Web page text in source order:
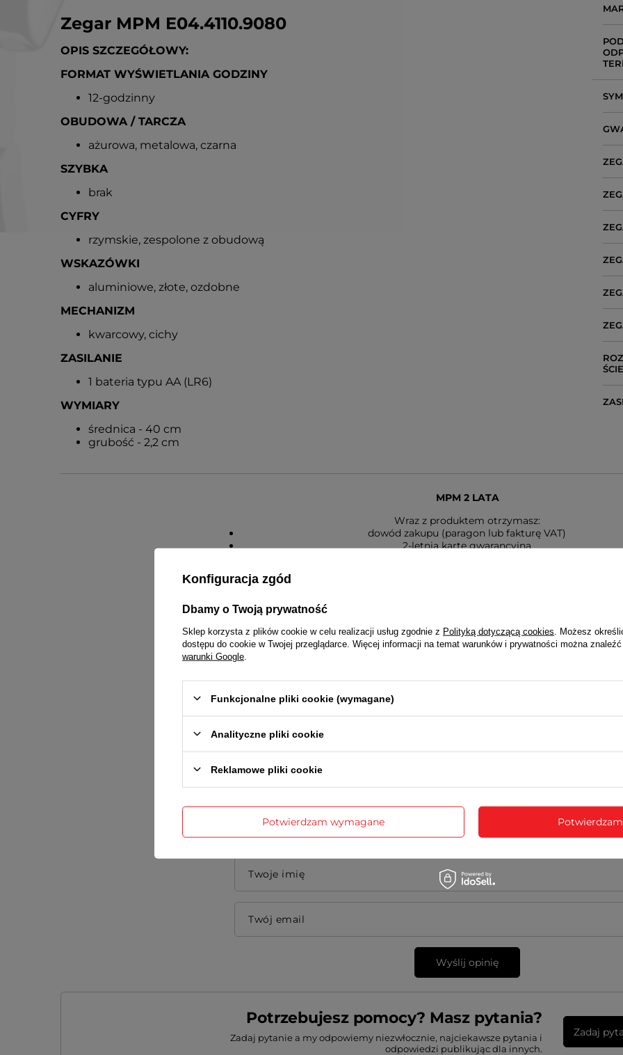
Zegar MPM E04.4110.9080
OPIS SZCZEGÓŁOWY:
FORMAT WYŚWIETLANIA GODZINY
12-godzinny
OBUDOWA / TARCZA
ażurowa, metalowa, czarna
SZYBKA
brak
CYFRY
rzymskie, zespolone z obudową
WSKAZÓWKI
aluminiowe, złote, ozdobne
MECHANIZM
kwarcowy, cichy
ZASILANIE
1 bateria typu AA (LR6)
WYMIARY
średnica - 40 cm
grubość - 2,2 cm
MPM 2 LATA
Wraz z produktem otrzymasz:
dowód zakupu (paragon lub fakturę VAT)
2-letnią kartę gwarancyjną
Gwarancja realizowana jest na podstawie dowodu zakupu przez serwis
NAPISZ SWOJĄ OPINIĘ
Treść twojej opinii
Dodaj własne zdjęcie produktu:
Twoje imię
Twój email
Wyślij opinię
Potrzebujesz pomocy? Masz pytania?
Zadaj pytanie a my odpowiemy niezwłocznie, najciekawsze pytania i
odpowiedzi publikując dla innych.
Zadaj
Konfiguracja zgód
Dbamy o Twoją prywatność
Sklep korzysta z plików cookie w celu realizacji usług zgodnie z Polityką dotyczącą cookies . Możesz
dostępu do cookie w Twojej przeglądarce. Więcej informacji na temat warunków i prywatności można
warunki Google
Funkcjonalne pliki cookie (wymagane)
Analityczne pliki cookie
Reklamowe pliki cookie
Potwierdzam wymagane